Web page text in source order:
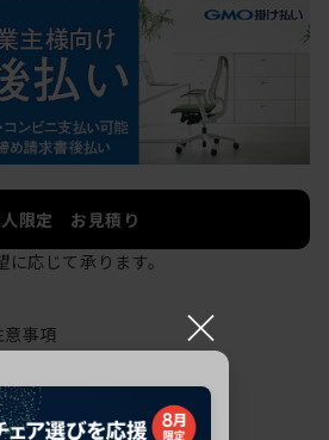
限定 お見積り
に応じて承ります。
意事項 ×